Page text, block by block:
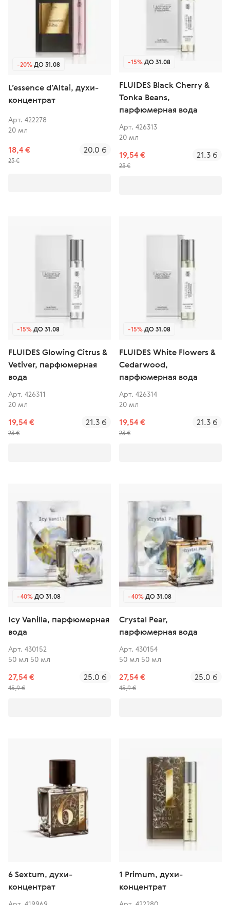
-20%ДО 31.08
L’essence d’Altai, духи-
концентрат
Арт. 422278
20 мл
18,4 €
23 €
20.0 б
-15%ДО 31.08
FLUIDES Black Cherry &
Tonka Beans,
парфюмерная вода
Арт. 426313
20 мл
19,54 €
23 €
21.3 б
-15%ДО 31.08
FLUIDES Glowing Citrus &
Vetiver, парфюмерная
вода
Арт. 426311
20 мл
19,54 €
23 €
21.3 б
-15%ДО 31.08
FLUIDES White Flowers &
Cedarwood,
парфюмерная вода
Арт. 426314
20 мл
19,54 €
23 €
21.3 б
-40%ДО 31.08
Icy Vanilla, парфюмерная
вода
Арт. 430152
50 мл 50 мл
27,54 €
45,9 €
25.0 б
-40%ДО 31.08
Crystal Pear,
парфюмерная вода
Арт. 430154
50 мл 50 мл
27,54 €
45,9 €
25.0 б
6 Sextum, духи-
концентрат
1 Primum, духи-
концентрат